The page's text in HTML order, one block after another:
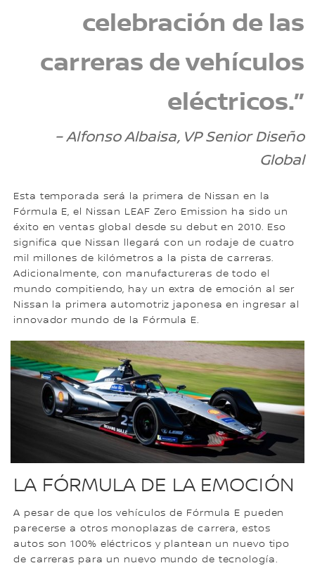
celebración de las
carreras de vehículos
eléctricos.”
– Alfonso Albaisa, VP Senior Diseño
Global
Esta temporada será la primera de Nissan en la
Fórmula E, el Nissan LEAF Zero Emission ha sido un
éxito en ventas global desde su debut en 2010. Eso
significa que Nissan llegará con un rodaje de cuatro
mil millones de kilómetros a la pista de carreras.
Adicionalmente, con manufactureras de todo el
mundo compitiendo, hay un extra de emoción al ser
Nissan la primera automotriz japonesa en ingresar al
innovador mundo de la Fórmula E.
LA FÓRMULA DE LA EMOCIÓN
A pesar de que los vehículos de Fórmula E pueden
parecerse a otros monoplazas de carrera, estos
autos son 100% eléctricos y plantean un nuevo tipo
de carreras para un nuevo mundo de tecnología.